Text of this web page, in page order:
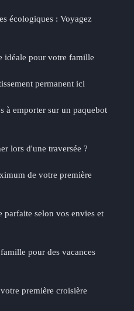
écologiques : Voyagez
idéale pour votre famille
permanent ici
à emporter sur un paquebot
lors d'une traversée ?
de votre première
selon vos envies et
pour des vacances
première croisière